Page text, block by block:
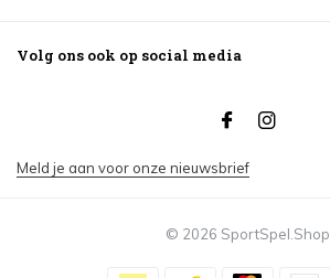
Volg ons ook op social media
Meld je aan voor onze nieuwsbrief
© 2026 SportSpel.Shop